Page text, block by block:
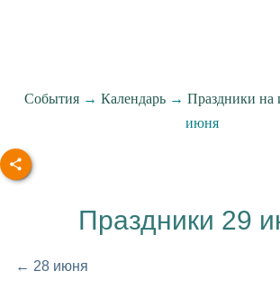
События → Календарь → Праздники на
июня
Праздники 29
← 28 июня